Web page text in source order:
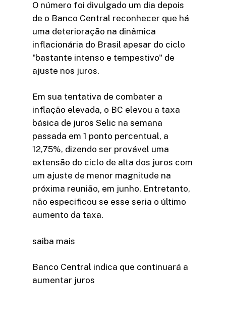
O número foi divulgado um dia depois
de o Banco Central reconhecer que há
uma deterioração na dinâmica
inflacionária do Brasil apesar do ciclo
"bastante intenso e tempestivo" de
ajuste nos juros.
Em sua tentativa de combater a
inflação elevada, o BC elevou a taxa
básica de juros Selic na semana
passada em 1 ponto percentual, a
12,75%, dizendo ser provável uma
extensão do ciclo de alta dos juros com
um ajuste de menor magnitude na
próxima reunião, em junho. Entretanto,
não especificou se esse seria o último
aumento da taxa.
saiba mais
Banco Central indica que continuará a
aumentar juros